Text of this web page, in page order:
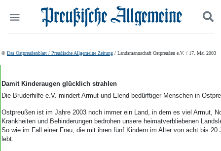
Politik
Panorama
Gesellschaft
Geschichte
Ostpreußen
Suchen und finden
© Das Ostpreußenblatt / Preußische Allgemeine Zeitung / Landsmannschaft Ostpreußen e.V. / 17. Mai 2003
Damit Kinderaugen glücklich strahlen
Die Bruderhilfe e.V. mindert Armut und Elend bedürftiger Menschen in
Ostpreußen ist im Jahre 2003 noch immer ein Land, in dem es viel Armut,
Krankheiten und Behinderungen bedrohen unsere heimatverbliebenen
So wie im Fall einer Frau, die mit ihren fünf Kindern im Alter von acht bis 20
lebt.